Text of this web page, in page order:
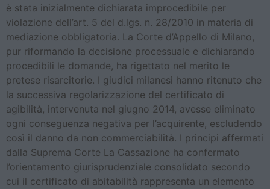
è stata inizialmente dichiarata improcedibile per
violazione dell’art. 5 del d.lgs. n. 28/2010 in materia di
mediazione obbligatoria. La Corte d’Appello di Milano,
pur riformando la decisione processuale e dichiarando
procedibili le domande, ha rigettato nel merito le
pretese risarcitorie. I giudici milanesi hanno ritenuto che
la successiva regolarizzazione del certificato di
agibilità, intervenuta nel giugno 2014, avesse eliminato
ogni conseguenza negativa per l’acquirente, escludendo
così il danno da non commerciabilità. I principi affermati
dalla Suprema Corte La Cassazione ha confermato
l’orientamento giurisprudenziale consolidato secondo
cui il certificato di abitabilità rappresenta un elemento